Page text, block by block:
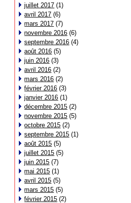
juillet 2017 (1)
avril 2017 (6)
mars 2017 (7)
novembre 2016 (6)
septembre 2016 (4)
août 2016 (5)
juin 2016 (3)
avril 2016 (2)
mars 2016 (2)
février 2016 (3)
janvier 2016 (1)
décembre 2015 (2)
novembre 2015 (5)
octobre 2015 (2)
septembre 2015 (1)
août 2015 (5)
juillet 2015 (5)
juin 2015 (7)
mai 2015 (1)
avril 2015 (5)
mars 2015 (5)
février 2015 (2)